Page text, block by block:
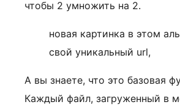
чтобы 2 умножить на 2.
новая картинка в этом
свой уникальный url,
А вы знаете, что это базовая
Каждый файл, загруженный в